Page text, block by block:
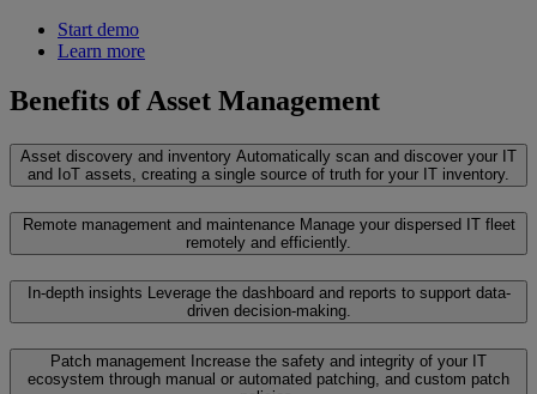
Start demo
Learn more
Benefits of Asset Management
Asset discovery and inventory Automatically scan and discover your IT
and IoT assets, creating a single source of truth for your IT inventory.
Remote management and maintenance Manage your dispersed IT fleet
remotely and efficiently.
In-depth insights
Leverage the dashboard and reports to support data-
driven decision-making.
Patch management Increase the safety and integrity of your IT
ecosystem through manual or automated patching, and custom patch